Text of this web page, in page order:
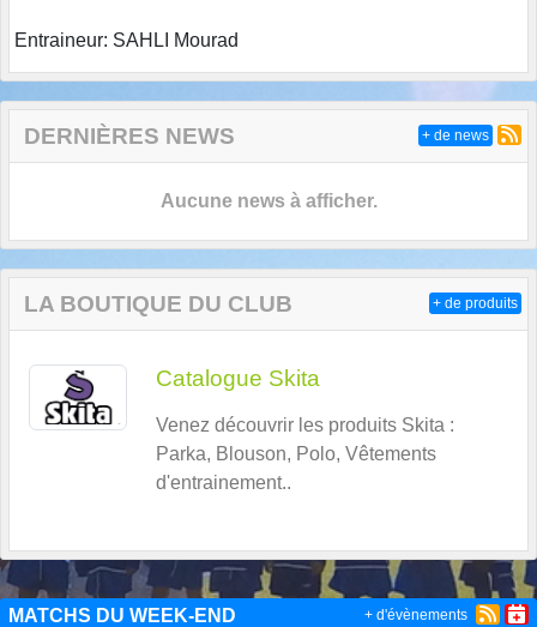
Entraineur: SAHLI Mourad
DERNIÈRES NEWS
Aucune news à afficher.
+ de news
LA BOUTIQUE DU CLUB
Catalogue Skita
Venez découvrir les produits Skita :
Parka, Blouson, Polo, Vêtements
d'entrainement..
+ de produits
MATCHS DU WEEK-END + d'évènements